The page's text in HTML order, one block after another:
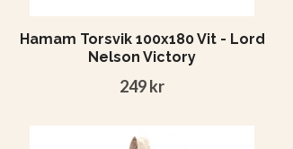
Hamam Torsvik 100x180 Vit - Lord
Nelson Victory
249 kr